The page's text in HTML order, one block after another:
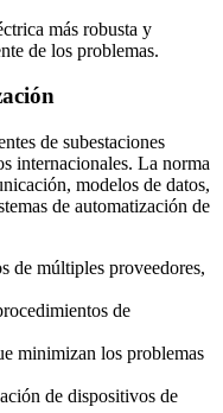
más robusta y
de los problemas.
de subestaciones
internacionales. La norma
modelos de datos,
de automatización de
de múltiples proveedores,
de
minimizan los problemas
de dispositivos de